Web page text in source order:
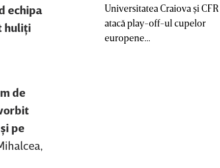
echipa
huliţi
de
pe
Universitatea Craiova şi
atacă play-off-ul cupelor
europene...